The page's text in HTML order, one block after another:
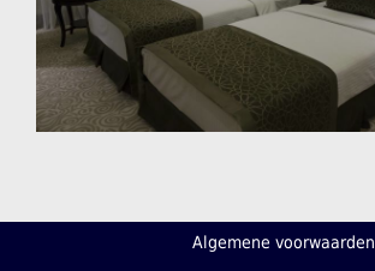
Algemene voorwaarden